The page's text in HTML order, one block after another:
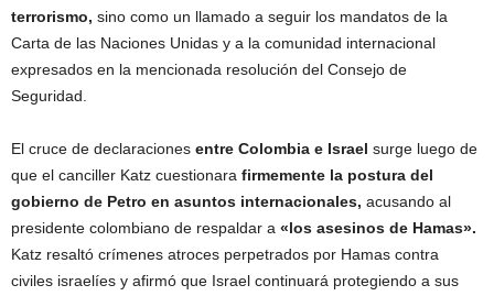
terrorismo, sino como un llamado a seguir los mandatos de la
Carta de las Naciones Unidas y a la comunidad internacional
expresados en la mencionada resolución del Consejo de
Seguridad.
El cruce de declaraciones entre Colombia e Israel surge luego de
que el canciller Katz cuestionara firmemente la postura del
gobierno de Petro en asuntos internacionales, acusando al
presidente colombiano de respaldar a «los asesinos de Hamas».
Katz resaltó crímenes atroces perpetrados por Hamas contra
civiles israelíes y afirmó que Israel continuará protegiendo a sus